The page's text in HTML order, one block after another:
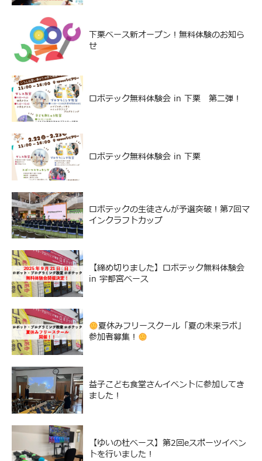
下栗ベース新オープン！無料体験のお知ら
せ
ロボテック無料体験会 in 下栗 第二弾！
ロボテック無料体験会 in 下栗
ロボテックの生徒さんが予選突破！第7回マ
インクラフトカップ
【締め切りました】ロボテック無料体験会
in 宇都宮ベース
夏休みフリースクール「夏の未来ラボ」
参加者募集！
益子こども食堂さんイベントに参加してき
ました！
【ゆいの杜ベース】第2回eスポーツイベン
トを行いました！